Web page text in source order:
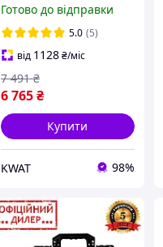
TEX MIG-307
Зварювальний струм
20 - 307 А Електроди
1.6 - 4 мм
Готово до відправки
5.0 (5)
від 1128 ₴/міс
6 765 ₴
7 491 ₴
Купити
KWAT 98%